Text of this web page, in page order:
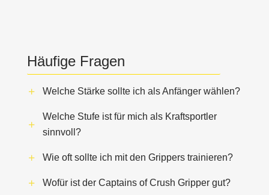
Häufige Fragen
Welche Stärke sollte ich als Anfänger wählen?
Welche Stufe ist für mich als Kraftsportler
sinnvoll?
Wie oft sollte ich mit den Grippers trainieren?
Wofür ist der Captains of Crush Gripper gut?